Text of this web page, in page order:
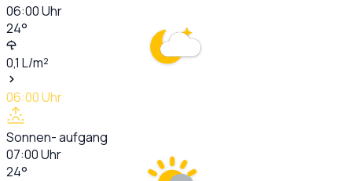
06:00Uhr
24°
0,1 L/m²
06:00Uhr
Sonnen- aufgang
07:00Uhr
24°